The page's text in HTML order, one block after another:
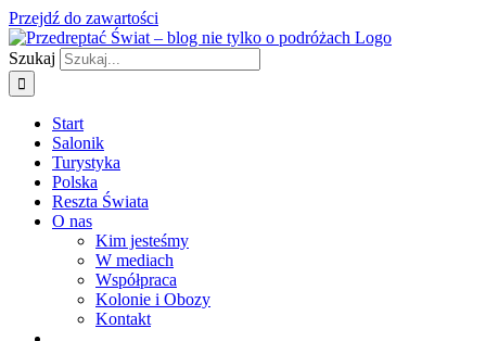
Przejdź do zawartości
Szukaj
Start
Salonik
Turystyka
Polska
Reszta Świata
O nas
Kim jesteśmy
W mediach
Współpraca
Kolonie i Obozy
Kontakt